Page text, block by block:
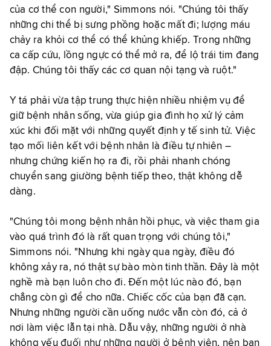
của cơ thể con người," Simmons nói. "Chúng tôi thấy
những chi thể bị sưng phồng hoặc mất đi; lượng máu
chảy ra khỏi cơ thể có thể khủng khiếp. Trong những
ca cấp cứu, lồng ngực có thể mở ra, để lộ trái tim đang
đập. Chúng tôi thấy các cơ quan nội tạng và ruột."
Y tá phải vừa tập trung thực hiện nhiều nhiệm vụ để
giữ bệnh nhân sống, vừa giúp gia đình họ xử lý cảm
xúc khi đối mặt với những quyết định y tế sinh tử. Việc
tạo mối liên kết với bệnh nhân là điều tự nhiên –
nhưng chứng kiến họ ra đi, rồi phải nhanh chóng
chuyển sang giường bệnh tiếp theo, thật không dễ
dàng.
"Chúng tôi mong bệnh nhân hồi phục, và việc tham gia
vào quá trình đó là rất quan trọng với chúng tôi,"
Simmons nói. "Nhưng khi ngày qua ngày, điều đó
không xảy ra, nó thật sự bào mòn tinh thần. Đây là một
nghề mà bạn luôn cho đi. Đến một lúc nào đó, bạn
chẳng còn gì để cho nữa. Chiếc cốc của bạn đã cạn.
Nhưng những người cần uống nước vẫn còn đó, cả ở
nơi làm việc lẫn tại nhà. Dẫu vậy, những người ở nhà
không yếu đuối như những người ở bệnh viện, nên bạn